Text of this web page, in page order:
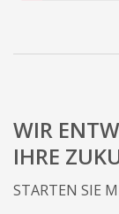
WIR
IHRE
STARTEN SIE